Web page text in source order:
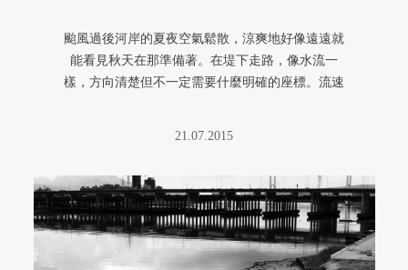
颱風過後河岸的夏夜空氣鬆散，涼爽地好像遠遠就
能看見秋天在那準備著。在堤下走路，像水流一
樣，方向清楚但不一定需要什麼明確的座標。流速
21.07.2015